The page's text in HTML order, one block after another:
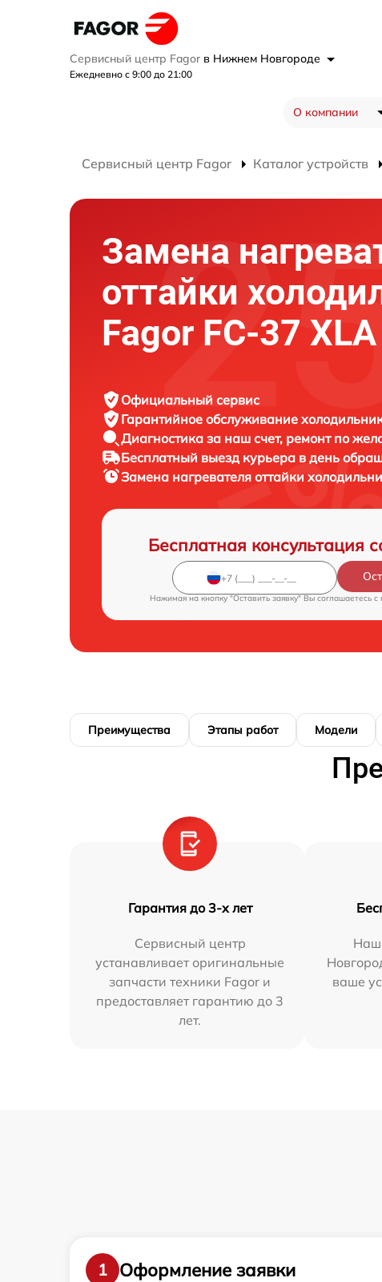
Сервисный центр Fagor в Нижнем Новгороде
Ежедневно с 9:00 до 21:00
О компании
Сервисный центр Fagor Каталог устройств
Замена
оттайки
Fagor FC-37 XLA
Официальный сервис
Гарантийное обслуживание
Диагностика за наш счет, ремонт по
Бесплатный выезд курьера в день
Замена нагревателя оттайки
Бесплатная консультация
Нажимая на кнопку "Оставить заявку" Вы соглашаетесь c
Преимущества Этапы работ Модели
Гарантия до 3-х лет
Сервисный центр
устанавливает оригинальные
запчасти техники Fagor и
предоставляет гарантию до 3
лет.
Наш
ваше
1
Оформление заявки